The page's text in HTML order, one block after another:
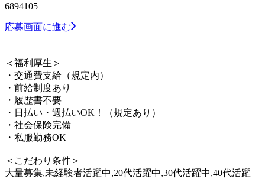
6894105
応募画面に進む
＜福利厚生＞
・交通費支給（規定内）
・前給制度あり
・履歴書不要
・日払い・週払いOK！（規定あり）
・社会保険完備
・私服勤務OK
＜こだわり条件＞
大量募集,未経験者活躍中,20代活躍中,30代活躍中,40代活躍